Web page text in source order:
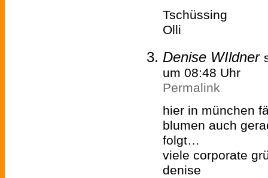
Tschüssing
Olli
Denise WIldner
um 08:48 Uhr
Permalink
hier in münchen
blumen auch
folgt…
viele corporate
denise